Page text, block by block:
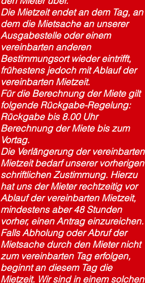
Die Mietzeit endet an dem Tag, an
dem die Mietsache an unserer
Ausgabestelle oder einem
vereinbarten anderen
Bestimmungsort wieder eintrifft,
frühestens jedoch mit Ablauf der
vereinbarten Mietzeit.
Für die Berechnung der Miete gilt
folgende Rückgabe-Regelung:
Rückgabe bis 8.00 Uhr
Berechnung der Miete bis zum
Vortag.
Die Verlängerung der vereinbarten
Mietzeit bedarf unserer vorherigen
schriftlichen Zustimmung. Hierzu
hat uns der Mieter rechtzeitig vor
Ablauf der vereinbarten Mietzeit,
mindestens aber 48 Stunden
vorher, einen Antrag einzureichen.
Falls Abholung oder Abruf der
Mietsache durch den Mieter nicht
zum vereinbarten Tag erfolgen,
beginnt an diesem Tag die
Mietzeit. Wir sind in einem solchen